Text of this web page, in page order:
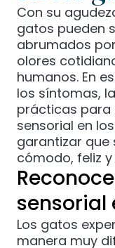
Con su
gatos pueden
abrumados
olores
humanos. En
los síntomas,
prácticas para
sensorial en
garantizar que
cómodo, feliz
sensorial
Los gatos
manera muy